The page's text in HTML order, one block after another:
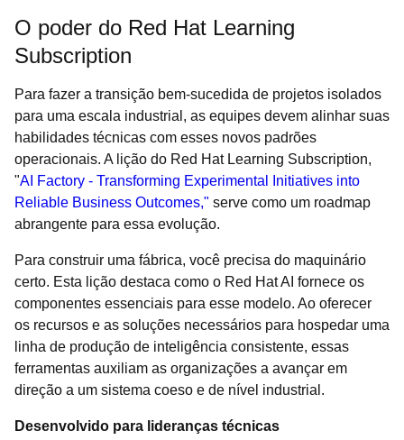
O poder do Red Hat Learning
Subscription
Para fazer a transição bem-sucedida de projetos isolados
para uma escala industrial, as equipes devem alinhar suas
habilidades técnicas com esses novos padrões
operacionais. A lição do Red Hat Learning Subscription,
"AI Factory - Transforming Experimental Initiatives into
Reliable Business Outcomes," serve como um roadmap
abrangente para essa evolução.
Para construir uma fábrica, você precisa do maquinário
certo. Esta lição destaca como o Red Hat AI fornece os
componentes essenciais para esse modelo. Ao oferecer
os recursos e as soluções necessários para hospedar uma
linha de produção de inteligência consistente, essas
ferramentas auxiliam as organizações a avançar em
direção a um sistema coeso e de nível industrial.
Desenvolvido para lideranças técnicas